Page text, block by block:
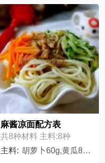
麻酱凉面配方表
共8种材料 主料:8种
主料: 胡萝卜60g,黄瓜80g,面条300g,盐适量,麻酱适量,花椒油适量,橄榄油适量,醋适量,